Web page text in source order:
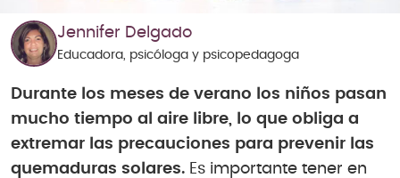
Jennifer Delgado
Educadora, psicóloga y psicopedagoga
Durante los meses de verano los niños pasan
mucho tiempo al aire libre, lo que obliga a
extremar las precauciones para prevenir las
quemaduras solares. Es importante tener en